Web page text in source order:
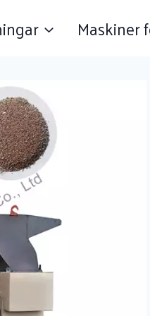
Maskiner